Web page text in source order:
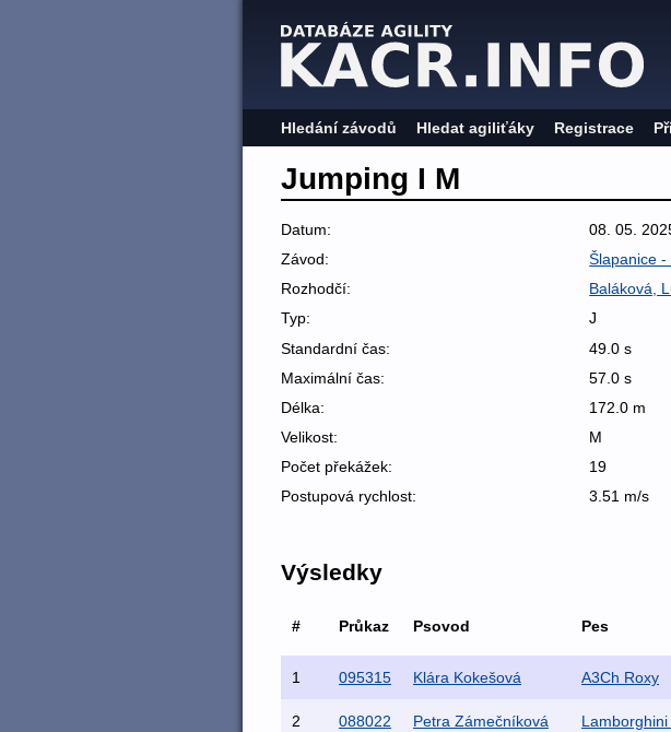
Hledání závodů Hledat agiliťáky Registrace
Jumping I M
Datum:
08. 05.
Závod:
Šlapanice
Rozhodčí:
Baláková,
Typ:
J
Standardní čas:
49.0 s
Maximální čas:
57.0 s
Délka:
172.0 m
Velikost:
M
Počet překážek:
19
Postupová rychlost:
3.51 m/s
Výsledky
# Průkaz Psovod Pes
1 095315 Klára Kokešová A3Ch Roxy
2 088022 Petra Zámečníková